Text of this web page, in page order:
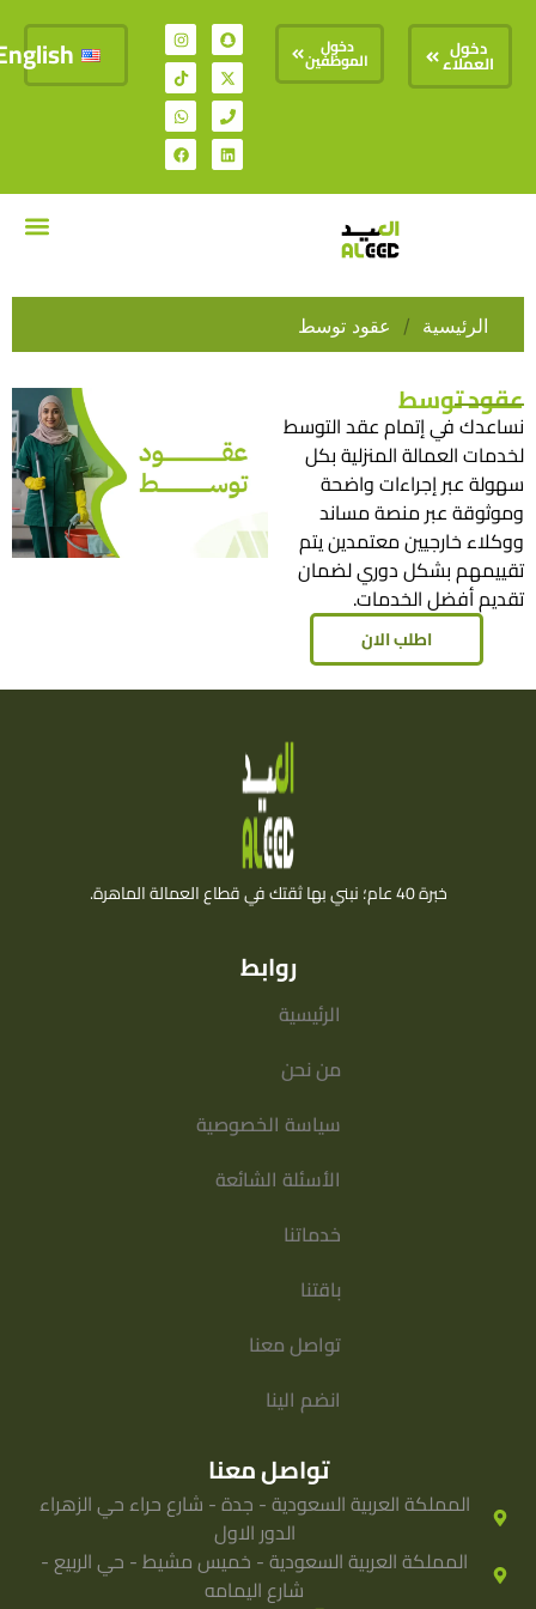
دخول
العملاء
دخول
الموظفين English
الرئيسية عقود توسط
عقود توسط
نساعدك في إتمام عقد التوسط
لخدمات العمالة المنزلية بكل
سهولة عبر إجراءات واضحة
وموثوقة عبر منصة مساند
ووكلاء خارجيين معتمدين يتم
تقييمهم بشكل دوري لضمان
تقديم أفضل الخدمات.
اطلب الان
خبرة 40 عام؛ نبني بها ثقتك في قطاع العمالة الماهرة.
روابط
الرئيسية
من نحن
سياسة الخصوصية
الأسئلة الشائعة
خدماتنا
باقتنا
تواصل معنا
انضم الينا
تواصل معنا
المملكة العربية السعودية - جدة - شارع حراء حي الزهراء
الدور الاول
المملكة العربية السعودية - خميس مشيط - حي الربيع -
شارع اليمامه